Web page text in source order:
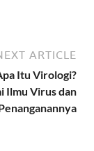
ARTICLE
Itu Virologi?
Ilmu Virus dan